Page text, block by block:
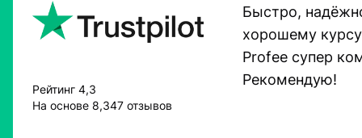
Рейтинг 4,3
На основе 8,347 отзывов
Быстро,
хорошему
Profee супер
Рекомендую!